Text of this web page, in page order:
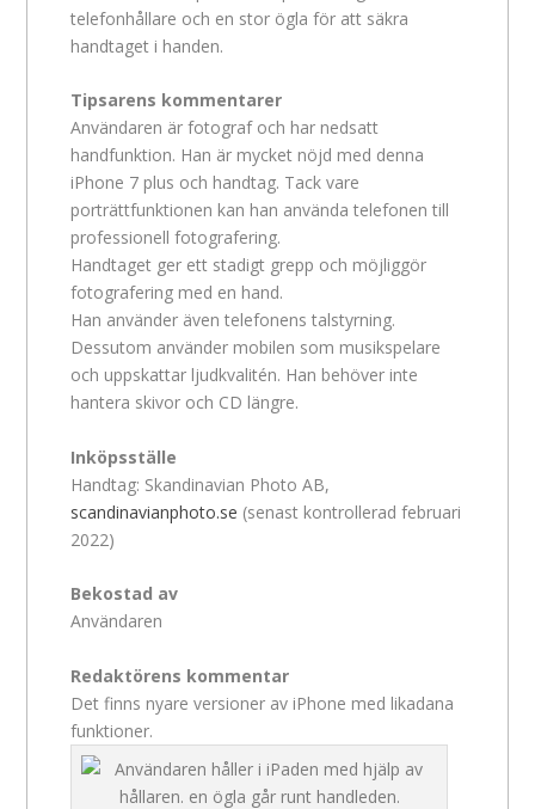
telefonhållare och en stor ögla för att säkra
handtaget i handen.
Tipsarens kommentarer
Användaren är fotograf och har nedsatt
handfunktion. Han är mycket nöjd med denna
iPhone 7 plus och handtag. Tack vare
porträttfunktionen kan han använda telefonen till
professionell fotografering.
Handtaget ger ett stadigt grepp och möjliggör
fotografering med en hand.
Han använder även telefonens talstyrning.
Dessutom använder mobilen som musikspelare
och uppskattar ljudkvalitén. Han behöver inte
hantera skivor och CD längre.
Inköpsställe
Handtag: Skandinavian Photo AB,
scandinavianphoto.se (senast kontrollerad februari
2022)
Bekostad av
Användaren
Redaktörens kommentar
Det finns nyare versioner av iPhone med likadana
funktioner.